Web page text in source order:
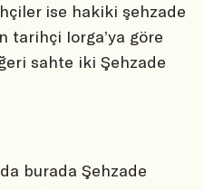
ise hakiki şehzade
tarihçi Iorga’ya göre
sahte iki Şehzade
burada Şehzade